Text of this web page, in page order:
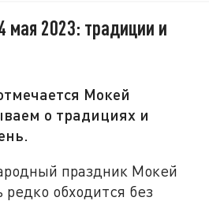
мая 2023: традиции и
Мокей
о традициях и
праздник Мокей
обходится без